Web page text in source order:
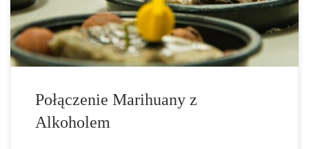
kofeinie. Tymczasem marihuana jest najczęściej używanym
nielegalnym lekiem na świecie. […]
Połączenie Marihuany z
Alkoholem